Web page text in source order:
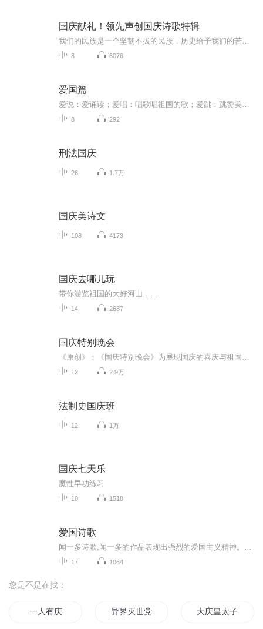
国庆献礼！领先声创国庆诗歌特辑
8 6076
爱国篇
8 292
刑法国庆
26 1.7万
国庆美诗文
108 4173
国庆去哪儿玩
带你游览祖国的大好河山……
14 2687
国庆特别晚会
12 2.9万
法制史国庆班
12 1万
国庆七天乐
魔性早功练习
10 1518
爱国诗歌
17 1064
您是不是在找：
一人有庆 异界灭世党 大庆皇太子